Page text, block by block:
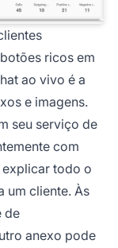
ricos em
ao vivo é a
e imagens.
seu serviço de
com
explicar todo o
um cliente. Às
de
anexo pode